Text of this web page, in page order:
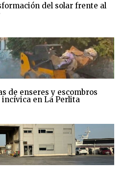
del solar frente al
de enseres y escombros
en La Perlita